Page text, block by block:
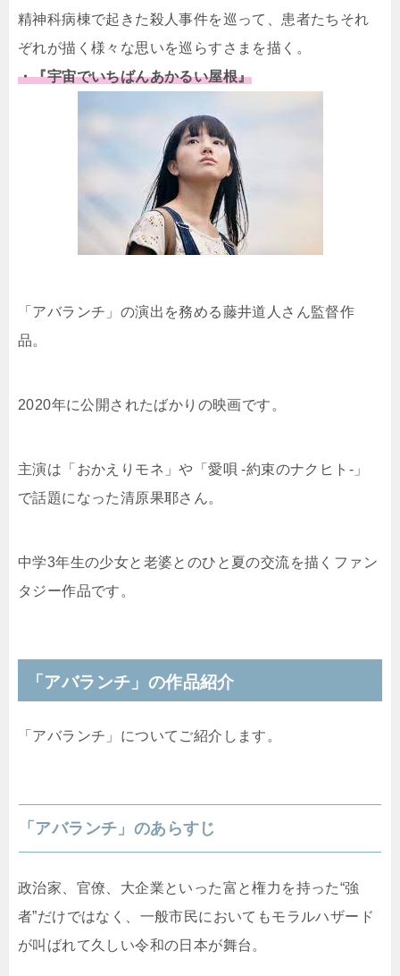
精神科病棟で起きた殺人事件を巡って、患者たちそれ
ぞれが描く様々な思いを巡らすさまを描く。
・『宇宙でいちばんあかるい屋根』
「アバランチ」の演出を務める藤井道人さん監督作
品。
2020年に公開されたばかりの映画です。
主演は「おかえりモネ」や「愛唄 -約束のナクヒト-」
で話題になった清原果耶さん。
中学3年生の少女と老婆とのひと夏の交流を描くファン
タジー作品です。
「アバランチ」の作品紹介
「アバランチ」についてご紹介します。
「アバランチ」のあらすじ
政治家、官僚、大企業といった富と権力を持った“強
者”だけではなく、一般市民においてもモラルハザード
が叫ばれて久しい令和の日本が舞台。